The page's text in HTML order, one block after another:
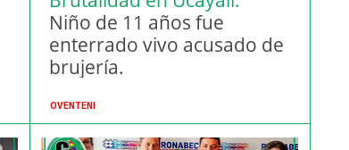
Niño de 11 años fue
enterrado vivo acusado de
brujería.
OVENTENI